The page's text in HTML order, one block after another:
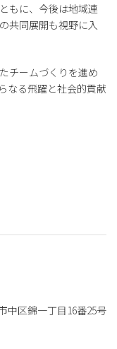
もに、今後は地域連
共同展開も視野に入
チームづくりを進め
なる飛躍と社会的貢献
中区錦一丁目16番25号